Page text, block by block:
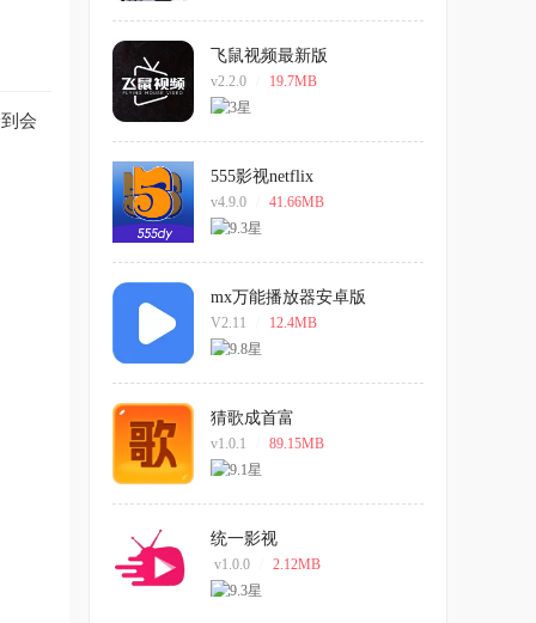
会
飞鼠视频最新版
v2.2.0 19.7MB
555影视netflix
v4.9.0 41.66MB
mx万能播放器安卓版
V2.11 12.4MB
猜歌成首富
v1.0.1 89.15MB
统一影视
v1.0.0 2.12MB